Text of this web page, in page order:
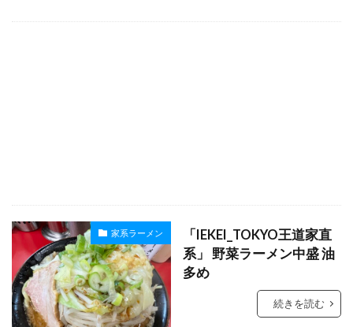
家系ラーメン
「IEKEI_TOKYO王道家直
系」 野菜ラーメン中盛 油
多め
続きを読む